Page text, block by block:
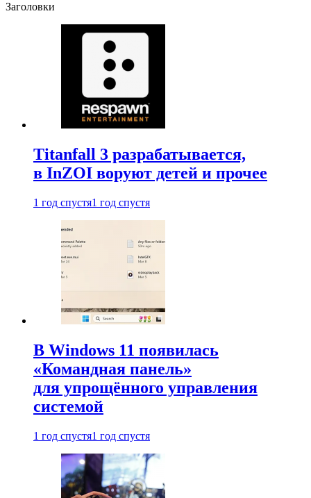
Заголовки
Titanfall 3 разрабатывается,
в InZOI воруют детей и прочее
1 год спустя1 год спустя
В Windows 11 появилась
«Командная панель»
для упрощённого управления
системой
1 год спустя1 год спустя